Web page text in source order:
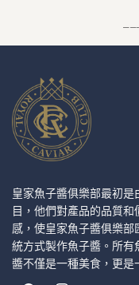
皇家魚子醬俱樂部最初是
目，他們對產品的品質
感，使皇家魚子醬俱樂
統方式製作魚子醬。所有
醬不僅是一種美食，更是